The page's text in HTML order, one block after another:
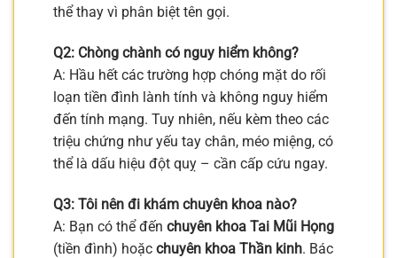
thể thay vì phân biệt tên gọi.
Q2: Chòng chành có nguy hiểm không?
A: Hầu hết các trường hợp chóng mặt do rối
loạn tiền đình lành tính và không nguy hiểm
đến tính mạng. Tuy nhiên, nếu kèm theo các
triệu chứng như yếu tay chân, méo miệng, có
thể là dấu hiệu đột quỵ – cần cấp cứu ngay.
Q3: Tôi nên đi khám chuyên khoa nào?
A: Bạn có thể đến chuyên khoa Tai Mũi Họng
(tiền đình) hoặc chuyên khoa Thần kinh. Bác